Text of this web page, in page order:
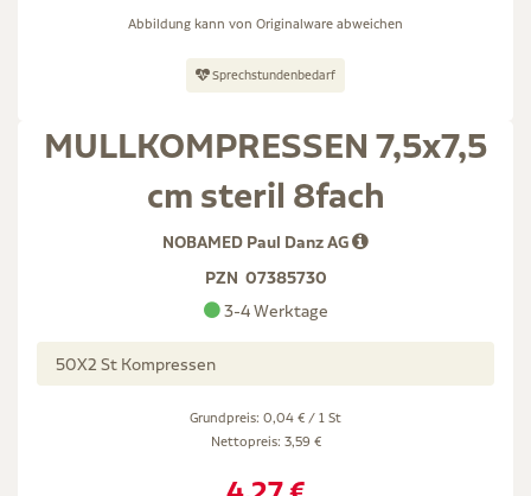
Abbildung kann von Originalware abweichen
Sprechstundenbedarf
MULLKOMPRESSEN 7,5x7,5
cm steril 8fach
NOBAMED Paul Danz AG
PZN 07385730
3-4 Werktage
50X2 St Kompressen
Grundpreis: 0,04 € / 1 St
Nettopreis: 3,59 €